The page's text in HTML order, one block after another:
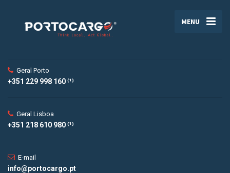
MENU
Geral Porto
+351 229 998 160 ⁽¹⁾
Geral Lisboa
+351 218 610 980 ⁽¹⁾
E-mail
info@portocargo.pt